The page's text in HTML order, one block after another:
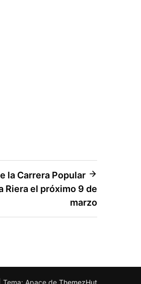
la Carrera Popular
Riera el próximo 9 de
marzo